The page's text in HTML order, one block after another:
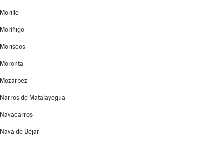
Morille
Moríñigo
Moriscos
Moronta
Mozárbez
Narros de Matalayegua
Navacarros
Nava de Béjar